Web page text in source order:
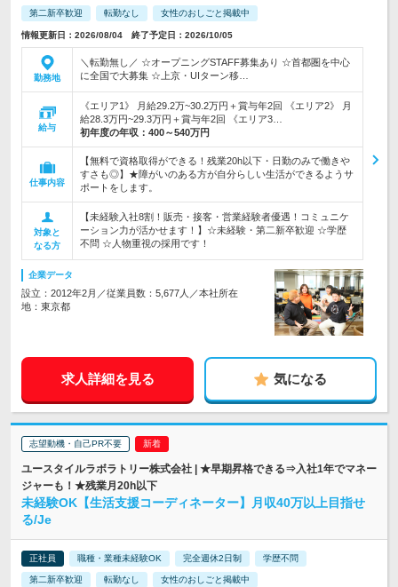
第二新卒歓迎 転勤なし 女性のおしごと掲載中
情報更新日：2026/08/04 終了予定日：2026/10/05
勤務地
＼転勤無し／ ☆オープニングSTAFF募集あり ☆首都圏を中心
に全国で大募集 ☆上京・UIターン移…
給与
《エリア1》 月給29.2万~30.2万円＋賞与年2回 《エリア2》 月
給28.3万円~29.3万円＋賞与年2回 《エリア3…
初年度の年収： 400～540万円
仕事内容
【無料で資格取得ができる！残業20h以下・日勤のみで働きや
すさも◎】★障がいのある方が自分らしい生活ができるようサ
ポートをします。
対象と
なる方
【未経験入社8割！販売・接客・営業経験者優遇！コミュニケ
ーション力が活かせます！】☆未経験・第二新卒歓迎 ☆学歴
不問 ☆人物重視の採用です！
企業データ
設立：2012年2月／従業員数：5,677人／本社所在
地：東京都
求人詳細を見る 気になる
志望動機・自己PR不要
ユースタイルラボラトリー株式会社 | ★早期昇格できる⇒入社1年でマネー
ジャーも！★残業月20h以下
未経験OK【生活支援コーディネーター】月収40万以上目指せ
る/Je
正社員 職種・業種未経験OK 完全週休2日制 学歴不問
第二新卒歓迎 転勤なし 女性のおしごと掲載中